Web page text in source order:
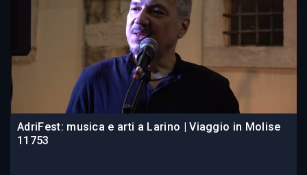
AdriFest: musica e arti a Larino | Viaggio in Molise
11753